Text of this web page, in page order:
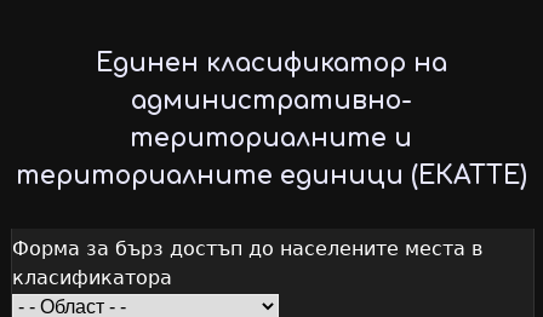
to
main
content
Единен класификатор на
административно-
териториалните и
териториалните единици (ЕКАТТЕ)
Форма за бърз достъп до населените места в
класификатора